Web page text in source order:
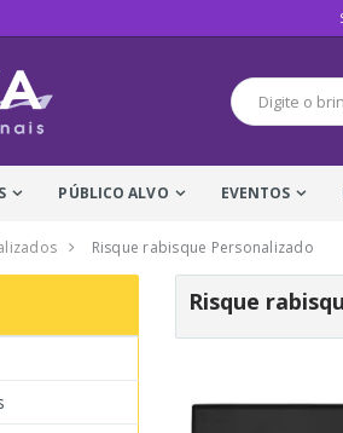
PÚBLICO ALVO EVENTOS
Risque rabisque Personalizado
Risque